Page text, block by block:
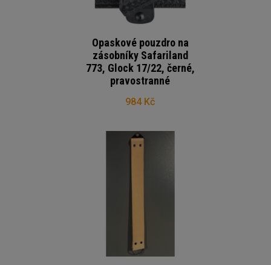
Opaskové pouzdro na
zásobníky Safariland
773, Glock 17/22, černé,
pravostranné
984 Kč